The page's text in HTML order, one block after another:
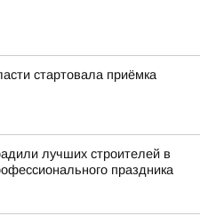
стартовала приёмка
лучших строителей в
праздника